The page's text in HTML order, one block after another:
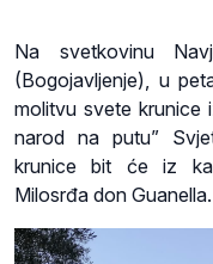
Na svetkovinu
(Bogojavljenje), u
molitvu svete krunice
narod na putu”
krunice bit će iz
Milosrđa don Guanella.